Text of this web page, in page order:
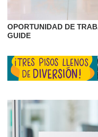
OPORTUNIDAD DE
GUIDE